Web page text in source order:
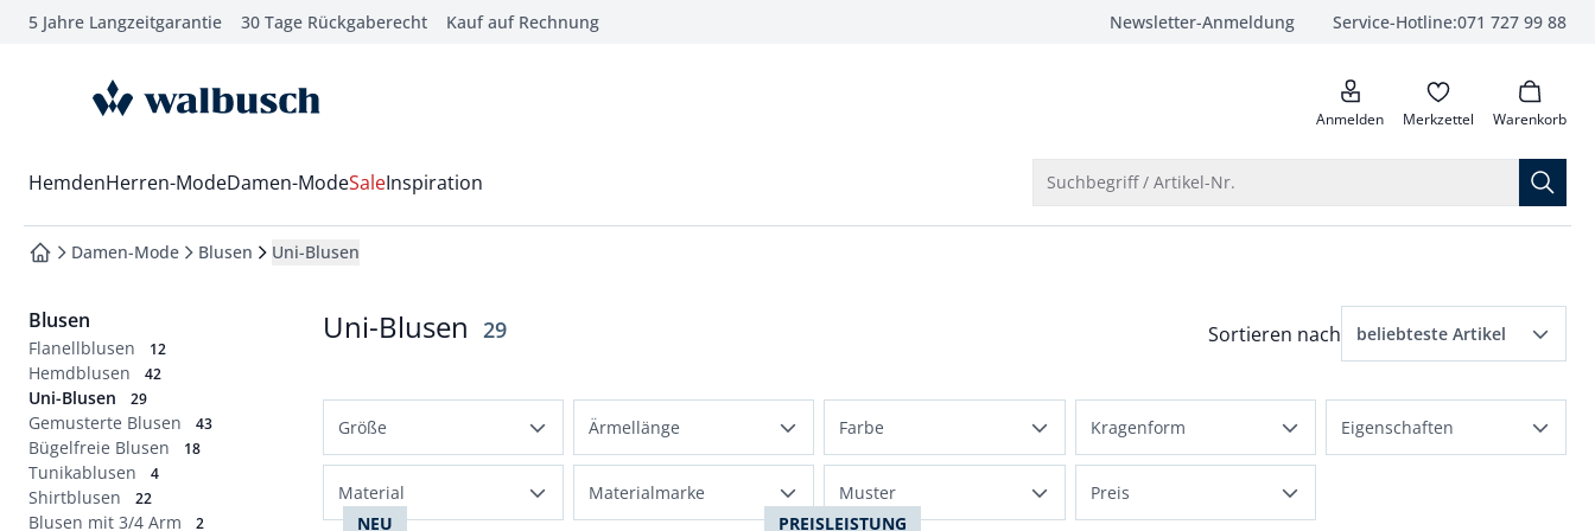
springen
springen
springen
5 Jahre Langzeitgarantie 30 Tage Rückgaberecht Kauf auf Rechnung Newsletter-Anmeldung Service-Hotline:071 727 99 88
anrufen
zur Startseite Anmelden Merkzettel Warenkorb
Wechsel in das Menü mit Pfeil-Runter Taste
HemdenHerren-ModeDamen-ModeSaleInspiration Suchbegriff / Artikel-Nr.
zur Startseite
Damen-Mode Blusen Uni-Blusen
Blusen
Flanellblusen 12
Hemdblusen 42
Uni-Blusen 29
Gemusterte Blusen 43
Bügelfreie Blusen 18
Tunikablusen 4
Shirtblusen 22
Blusen mit 3/4 Arm 2
Uni-Blusen Ergebnisse
29 Menü Sortierung: beliebteste Artikel
Sortieren nach beliebteste Artikel
Preis aufsteigend
Größe
Normalgrößen
36 38 40 42
Ärmellänge
Kurzarm
Farbe
Beige
Kragenform
Stehkragen
Eigenschaften
Material Materialmarke Muster Preis
NEU PREISLEISTUNG